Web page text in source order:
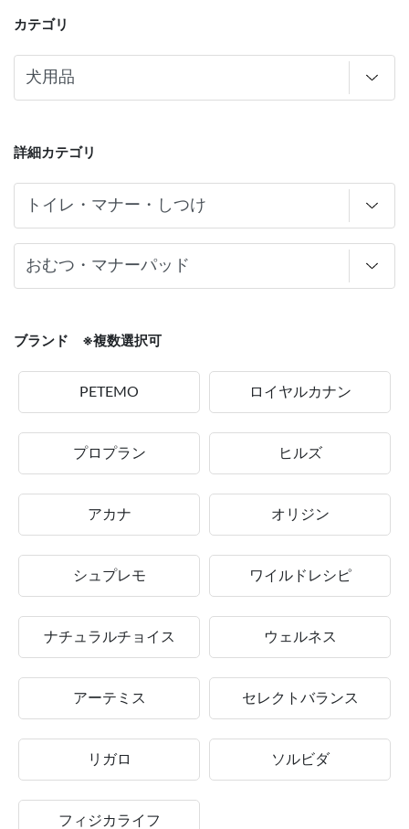
カテゴリ
詳細カテゴリ
ブランド ※複数選択可
PETEMO ロイヤルカナン
プロプラン ヒルズ
アカナ オリジン
シュプレモ ワイルドレシピ
ナチュラルチョイス ウェルネス
アーテミス セレクトバランス
リガロ ソルビダ
フィジカライフ